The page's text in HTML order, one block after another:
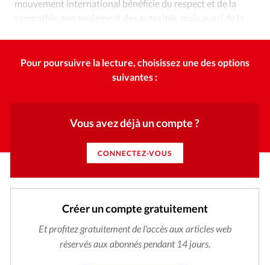
Tous les articles
Actualité chrétienne
Dossier
Eglises Foi Génération réveil
Monde
Opinions
Publireportage
Relations Aujourd'hui
Tour du monde des Eglises
mouvement international bénéficie du respect et de la
sympathie non seulement des autorités, mais aussi de la
Pour poursuivre la lecture, choisissez une des options
suivantes :
Vous avez déjà un compte ?
CONNECTEZ-VOUS
Créer un compte gratuitement
Et profitez gratuitement de l'accès aux articles web
réservés aux abonnés pendant 14 jours.